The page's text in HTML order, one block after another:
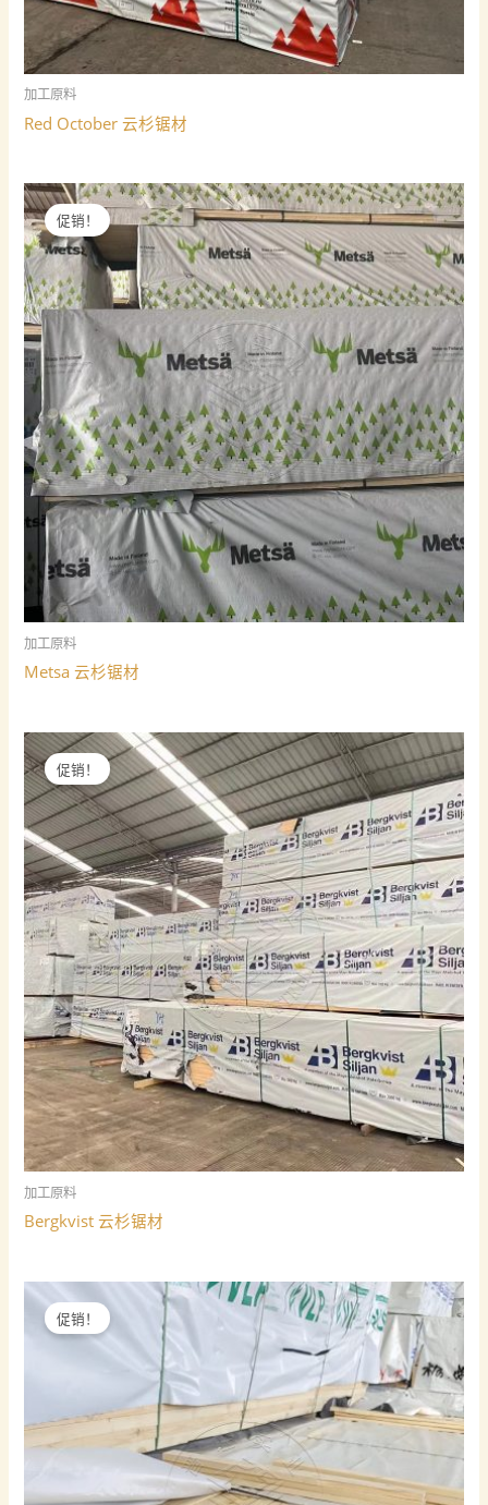
加工原料
Red October 云杉锯材
促销！
加工原料
Metsa 云杉锯材
促销！
加工原料
Bergkvist 云杉锯材
促销！